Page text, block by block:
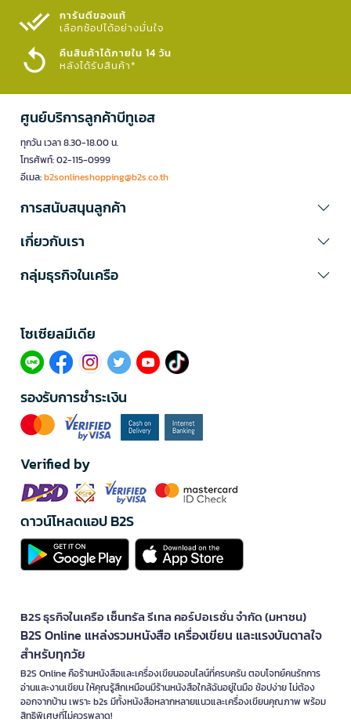
การันตีของแท้
เลือกช้อปได้อย่างมั่นใจ​
คืนสินค้าได้ภายใน 14 วัน
หลังได้รับสินค้า*
ศูนย์บริการลูกค้าบีทูเอส
ทุกวัน เวลา 8.30-18.00 น.
โทรศัพท์: 02-115-0999
อีเมล:b2sonlineshopping@b2s.co.th
การสนับสนุนลูกค้า
เกี่ยวกับเรา
กลุ่มธุรกิจในเครือ
โซเซียลมีเดีย​
รองรับการชำระเงิน
Verified by
ดาวน์โหลดแอป B2S
B2S ธุรกิจในเครือ เซ็นทรัล รีเทล คอร์ปอเรชั่น จำกัด (มหาชน)
B2S Online แหล่งรวมหนังสือ เครื่องเขียน และแรงบันดาลใจ
สำหรับทุกวัย
B2S Online คือร้านหนังสือและเครื่องเขียนออนไลน์ที่ครบครัน ตอบโจทย์คนรักการ
อ่านและงานเขียน ให้คุณรู้สึกเหมือนมีร้านหนังสือใกล้ฉันอยู่ในมือ ช้อปง่าย ไม่ต้อง
ออกจากบ้าน เพราะ b2s มีทั้งหนังสือหลากหลายแนวและเครื่องเขียนคุณภาพ พร้อม
สิทธิพิเศษที่ไม่ควรพลาด!